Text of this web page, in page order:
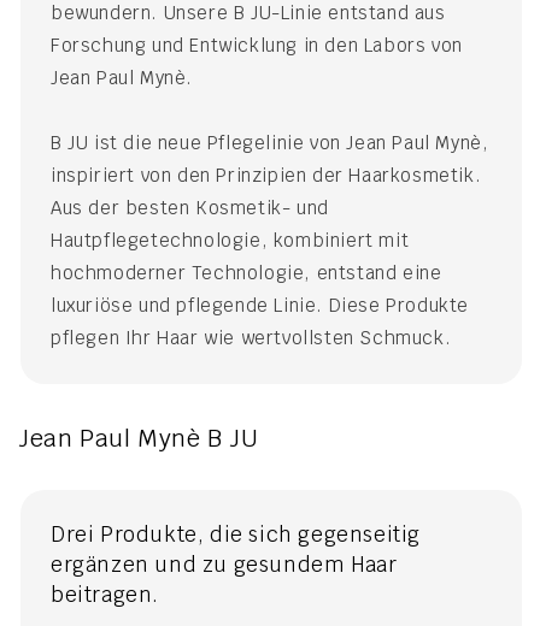
bewundern. Unsere B JU-Linie entstand aus
Forschung und Entwicklung in den Labors von
Jean Paul Mynè.
B JU ist die neue Pflegelinie von Jean Paul Mynè,
inspiriert von den Prinzipien der Haarkosmetik.
Aus der besten Kosmetik- und
Hautpflegetechnologie, kombiniert mit
hochmoderner Technologie, entstand eine
luxuriöse und pflegende Linie. Diese Produkte
pflegen Ihr Haar wie wertvollsten Schmuck.
Jean Paul Mynè B JU
Drei Produkte, die sich gegenseitig
ergänzen und zu gesundem Haar
beitragen.